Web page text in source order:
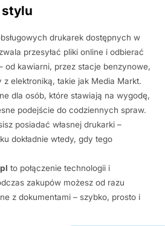
drukarek dostępnych w
przesyłać pliki online i odbierać
od kawiarni, przez stacje benzynowe,
elektroniką, takie jak Media Markt.
dla osób, które stawiają na wygodę,
podejście do codziennych spraw.
posiadać własnej drukarki –
dokładnie wtedy, gdy tego
to połączenie technologii i
zakupów możesz od razu
z dokumentami – szybko, prosto i